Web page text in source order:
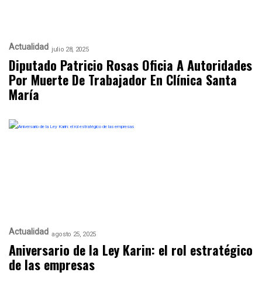
Actualidad julio 28, 2025
Diputado Patricio Rosas Oficia A Autoridades
Por Muerte De Trabajador En Clínica Santa
María
Actualidad agosto 25, 2025
Aniversario de la Ley Karin: el rol estratégico
de las empresas